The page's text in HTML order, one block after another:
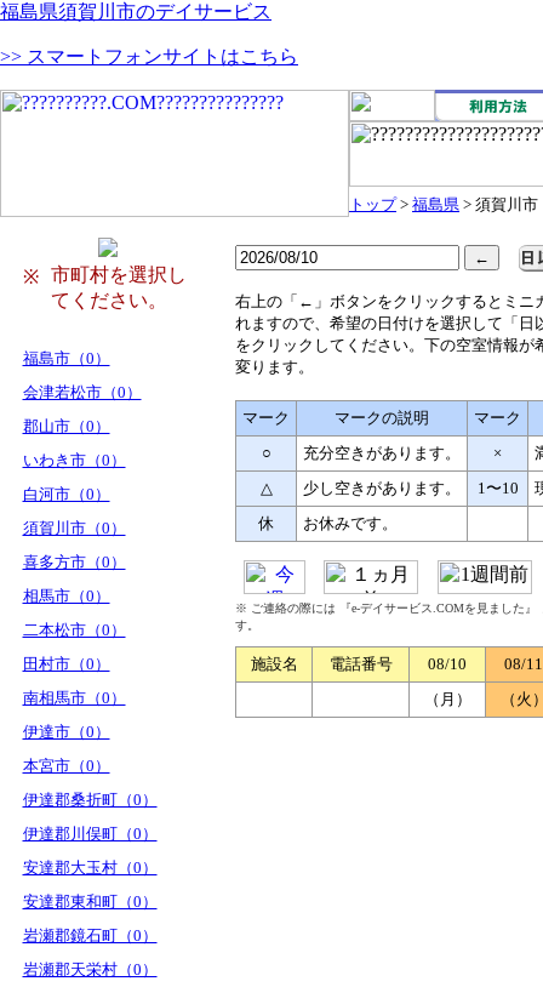
福島県須賀川市のデイサービス
>> スマートフォンサイトはこちら
トップ> 福島県 > 須賀川市
※
市町村を選択し
てください。
福島市（0）
会津若松市（0）
郡山市（0）
いわき市（0）
白河市（0）
須賀川市（0）
喜多方市（0）
相馬市（0）
二本松市（0）
田村市（0）
南相馬市（0）
伊達市（0）
本宮市（0）
伊達郡桑折町（0）
伊達郡川俣町（0）
安達郡大玉村（0）
安達郡東和町（0）
岩瀬郡鏡石町（0）
岩瀬郡天栄村（0）
右上の「←」ボタンをクリックするとミニ
れますので、希望の日付けを選択して「日
をクリックしてください。下の空室情報が
変ります。
マーク マークの説明
マーク
○
充分空きがあります。 ×
△
少し空きがあります。 1〜10
休
お休みです。
※ ご連絡の際には 『e-デイサービス.COMを見ました
す。
施設名 電話番号 08/10
08/11
（月）
（火